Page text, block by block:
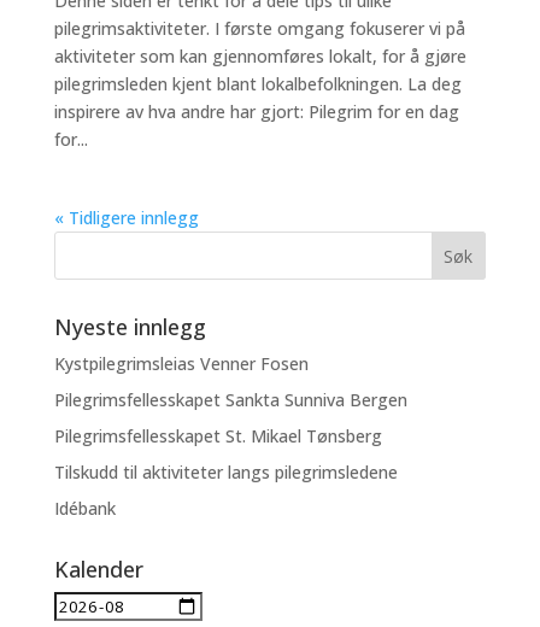
pilegrimsaktiviteter. I første omgang fokuserer vi på
aktiviteter som kan gjennomføres lokalt, for å gjøre
pilegrimsleden kjent blant lokalbefolkningen. La deg
inspirere av hva andre har gjort: Pilegrim for en dag
for...
« Tidligere innlegg
Nyeste innlegg
Kystpilegrimsleias Venner Fosen
Pilegrimsfellesskapet Sankta Sunniva Bergen
Pilegrimsfellesskapet St. Mikael Tønsberg
Tilskudd til aktiviteter langs pilegrimsledene
Idébank
Kalender